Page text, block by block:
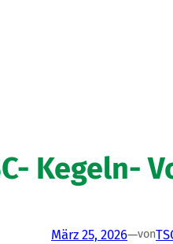
Kegeln-
März 25, 2026—von